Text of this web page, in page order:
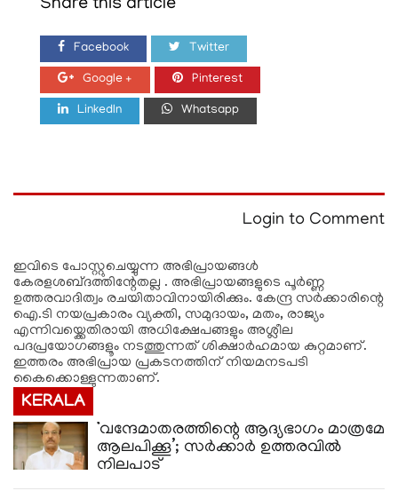
Share this article
Facebook Twitter
Google + Pinterest
LinkedIn Whatsapp
Login to Comment
ഇവിടെ പോസ്റ്റുചെയ്യുന്ന അഭിപ്രായങ്ങള്‍
കേരളശബ്‌ദത്തിന്റേതല്ല . അഭിപ്രായങ്ങളുടെ പൂര്‍ണ്ണ
ഉത്തരവാദിത്വം രചയിതാവിനായിരിക്കും. കേന്ദ്ര സർക്കാരിന്റെ
ഐ.ടി നയപ്രകാരം വ്യക്തി, സമുദായം, മതം, രാജ്യം
എന്നിവയ്ക്കെതിരായി അധിക്ഷേപങ്ങളും അശ്ലീല
പദപ്രയോഗങ്ങളൂം നടത്തുന്നത് ശിക്ഷാര്‍ഹമായ കുറ്റമാണ്.
ഇത്തരം അഭിപ്രായ പ്രകടനത്തിന് നിയമനടപടി
കൈക്കൊള്ളുന്നതാണ്.
KERALA
‘വന്ദേമാതരത്തിന്റെ ആദ്യഭാഗം മാത്രമേ
ആലപിക്കൂ’; സർക്കാർ ഉത്തരവിൽ
നിലപാട്